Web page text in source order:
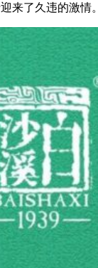
来了久违的激情。